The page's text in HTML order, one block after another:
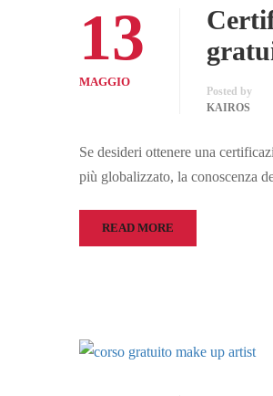
13
MAGGIO
Posted by
KAIROS
Se desideri ottenere una
più globalizzato, la conoscenza
READ MORE